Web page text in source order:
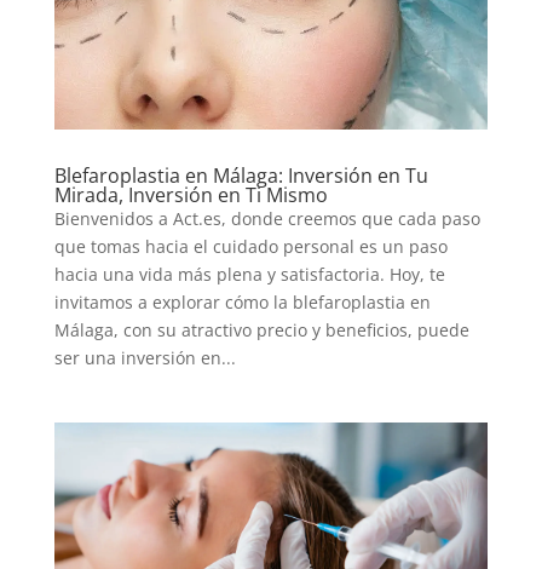
Blefaroplastia en Málaga: Inversión en Tu
Mirada, Inversión en Ti Mismo
Bienvenidos a Act.es, donde creemos que cada paso
que tomas hacia el cuidado personal es un paso
hacia una vida más plena y satisfactoria. Hoy, te
invitamos a explorar cómo la blefaroplastia en
Málaga, con su atractivo precio y beneficios, puede
ser una inversión en...